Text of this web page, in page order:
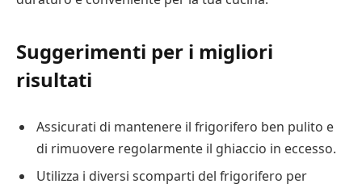
Suggerimenti per i migliori
risultati
Assicurati di mantenere il frigorifero ben pulito e
di rimuovere regolarmente il ghiaccio in eccesso.
Utilizza i diversi scomparti del frigorifero per